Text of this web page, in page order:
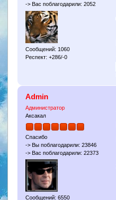
-> Вас поблагодарили: 2052
Сообщений: 1060
Респект: +286/-0
Admin
Администратор
Аксакал
Спасибо
-> Вы поблагодарили: 23846
-> Вас поблагодарили: 22373
Сообщений: 6550